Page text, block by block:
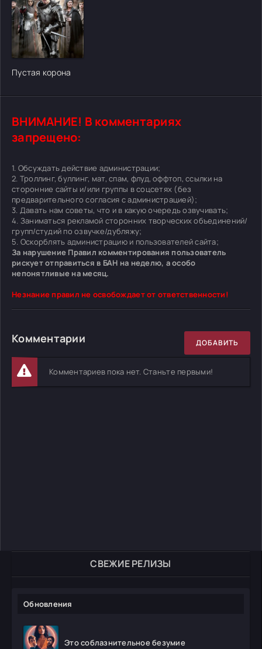
СВЕЖИЕ РЕЛИЗЫ
Обновления
Это соблазнительное безумие
[/xfgiven_cvh_poster_urlcvh_poster_url]
Пустая корона
ВНИМАНИЕ! В комментариях
запрещено:
1. Обсуждать действие администрации;
2. Троллинг, буллинг, мат, спам, флуд, оффтоп, ссылки на
сторонние сайты и/или группы в соцсетях (без
предварительного согласия с администрацией);
3. Давать нам советы, что и в какую очередь озвучивать;
4. Заниматься рекламой сторонних творческих объединений/
групп/студий по озвучке/дубляжу;
5. Оскорблять администрацию и пользователей сайта;
За нарушение Правил комментирования пользователь
рискует отправиться в БАН на неделю, а особо
непонятливые на месяц.
Незнание правил не освобождает от ответственности!
Комментарии ДОБАВИТЬ
Комментариев пока нет. Станьте первыми!